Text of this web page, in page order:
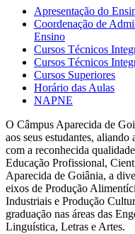
Apresentação do
Coordenação de
Ensino
Cursos Técnicos
Cursos Técnicos
Cursos Superiores
Horário das Aulas
NAPNE
O Câmpus Aparecida de
aos seus estudantes,
com a reconhecida
Educação Profissional,
Aparecida de Goiânia, a
eixos de Produção
Industriais e Produção
graduação nas áreas das
Linguística, Letras e Artes.